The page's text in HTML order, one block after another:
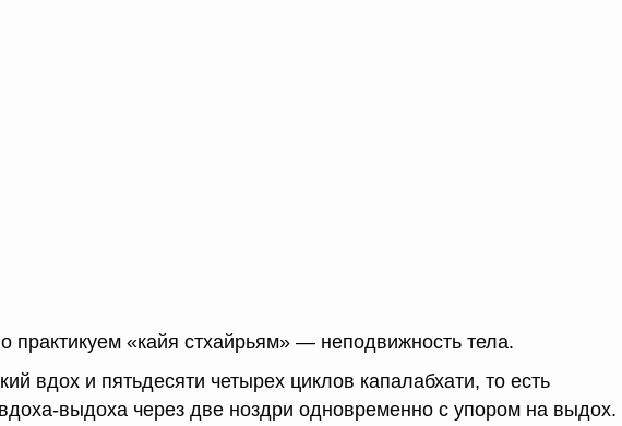
практикуем «кайя стхайрьям» — неподвижность тела.
вдох и пятьдесяти четырех циклов капалабхати, то есть
выдоха через две ноздри одновременно с упором на выдох.